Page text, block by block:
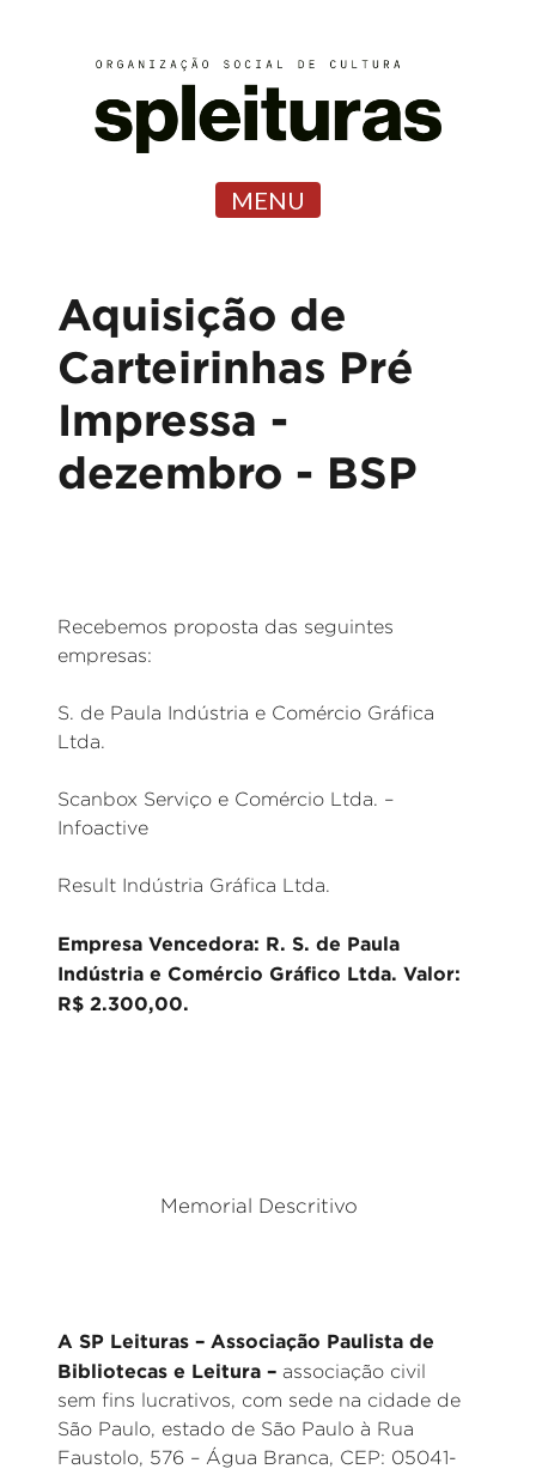
MENU
Aquisição de
Carteirinhas Pré
Impressa -
dezembro - BSP
Recebemos proposta das seguintes
empresas:
S. de Paula Indústria e Comércio Gráfica
Ltda.
Scanbox Serviço e Comércio Ltda. –
Infoactive
Result Indústria Gráfica Ltda.
Empresa Vencedora: R. S. de Paula
Indústria e Comércio Gráfico Ltda. Valor:
R$ 2.300,00.
Memorial Descritivo
A SP Leituras – Associação Paulista de
Bibliotecas e Leitura – associação civil
sem fins lucrativos, com sede na cidade de
São Paulo, estado de São Paulo à Rua
Faustolo, 576 – Água Branca, CEP: 05041-